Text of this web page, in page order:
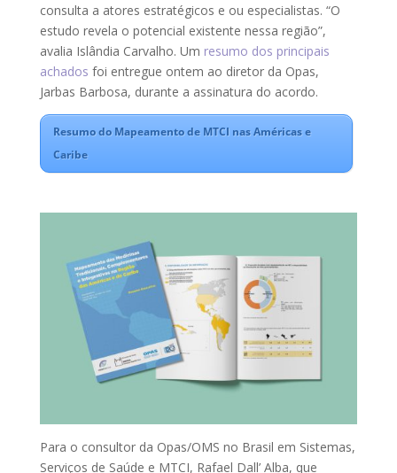
consulta a atores estratégicos e ou especialistas. “O
estudo revela o potencial existente nessa região”,
avalia Islândia Carvalho. Um resumo dos principais
achados foi entregue ontem ao diretor da Opas,
Jarbas Barbosa, durante a assinatura do acordo.
Resumo do Mapeamento de MTCI nas Américas e
Caribe
Para o consultor da Opas/OMS no Brasil em Sistemas,
Serviços de Saúde e MTCI, Rafael Dall’ Alba, que